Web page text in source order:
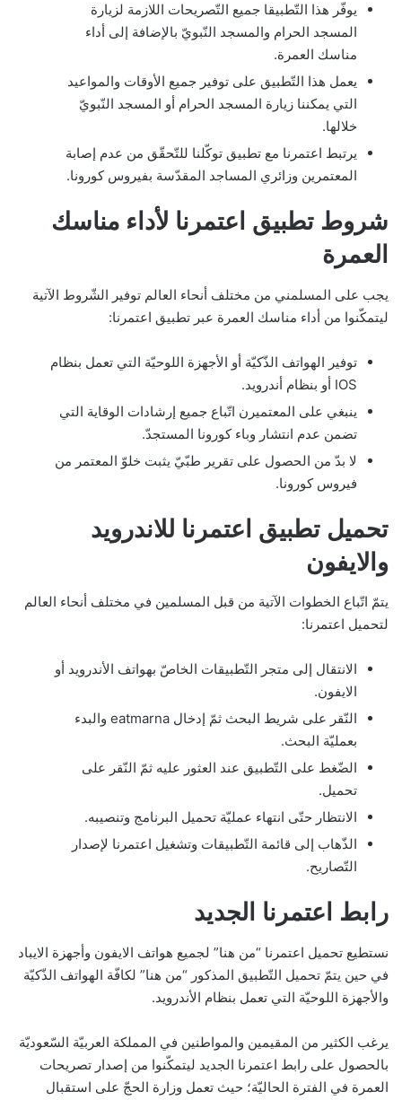
يوفّر هذا التّطبيقا جميع التّصريحات اللازمة لزيارة
المسجد الحرام والمسجد النّبويّ بالإضافة إلى أداء
مناسك العمرة.
يعمل هذا التّطبيق على توفير جميع الأوقات والمواعيد
التي يمكننا زيارة المسجد الحرام أو المسجد النّبويّ
خلالها.
يرتبط اعتمرنا مع تطبيق توكّلنا للتّحقّق من عدم إصابة
المعتمرين وزائري المساجد المقدّسة بفيروس كورونا.
شروط تطبيق اعتمرنا لأداء مناسك
العمرة
يجب على المسلمني من مختلف أنحاء العالم توفير الشّروط الآتية
ليتمكّنوا من أداء مناسك العمرة عبر تطبيق اعتمرنا:
توفير الهواتف الذّكيّة أو الأجهزة اللوحيّة التي تعمل بنظام
IOS أو بنظام أندرويد.
ينبغي على المعتميرن اتّباع جميع إرشادات الوقاية التي
تضمن عدم انتشار وباء كورونا المستجدّ.
لا بدّ من الحصول على تقرير طبّيّ يثبت خلوّ المعتمر من
فيروس كورونا.
تحميل تطبيق اعتمرنا للاندرويد
والايفون
يتمّ اتّباع الخطوات الآتية من قبل المسلمين في مختلف أنحاء العالم
لتحميل اعتمرنا:
الانتقال إلى متجر التّطبيقات الخاصّ بهواتف الأندرويد أو
الايفون.
النّقر على شريط البحث ثمّ إدخال eatmarna والبدء
بعمليّة البحث.
الضّغط على التّطبيق عند العثور عليه ثمّ النّقر على
تحميل.
الانتظار حتّى انتهاء عمليّة تحميل البرنامج وتنصيبه.
الذّهاب إلى قائمة التّطبيقات وتشغيل اعتمرنا لإصدار
التّصاريح.
رابط اعتمرنا الجديد
نستطيع تحميل اعتمرنا “من هنا” لجميع هواتف الايفون وأجهزة الايباد
في حين يتمّ تحميل التّطبيق المذكور “من هنا” لكافّة الهواتف الذّكيّة
والأجهزة اللوحيّة التي تعمل بنظام الأندرويد.
يرغب الكثير من المقيمين والمواطنين في المملكة العربيّة السّعوديّة
بالحصول على رابط اعتمرنا الجديد ليتمكّنوا من إصدار تصريحات
العمرة في الفترة الحاليّة؛ حيث تعمل وزارة الحجّ على استقبال